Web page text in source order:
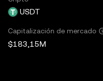
USDT
Capitalización de mercado
$183,15M